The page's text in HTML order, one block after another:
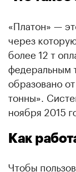
«Платон» —
через
более 12 т
федеральным
образовано
тонны».
ноября 2015
Как
Чтобы